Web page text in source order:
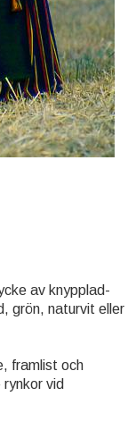
av knypplad-
grön, naturvit eller
framlist och
vid